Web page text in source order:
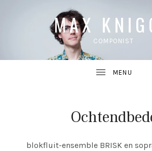
MAX
COMPONIST
blokfluit-ensemble BRISK en